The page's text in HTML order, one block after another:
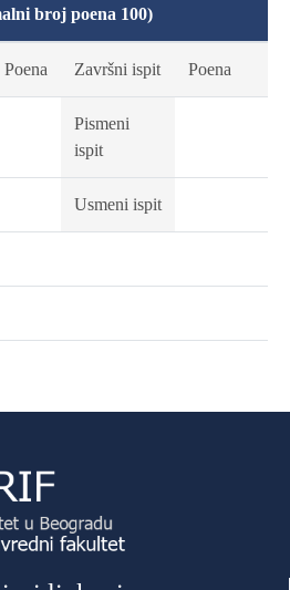
broj poena 100)
Poena Završni ispit Poena
Pismeni
ispit
Usmeni ispit